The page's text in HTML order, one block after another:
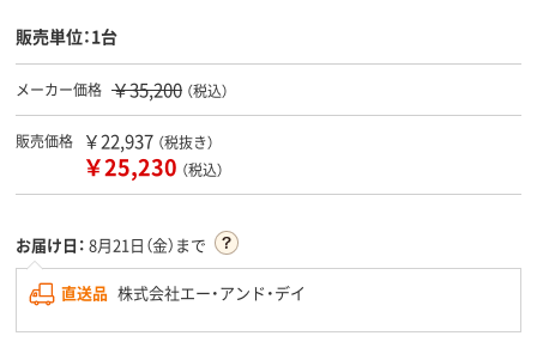
販売単位：1台
メーカー価格 ￥35,200 （税込）
販売価格 ￥22,937 （税抜き）
￥25,230 （税込）
お届け日： 8月21日（金）まで
直送品 株式会社エー・アンド・デイ